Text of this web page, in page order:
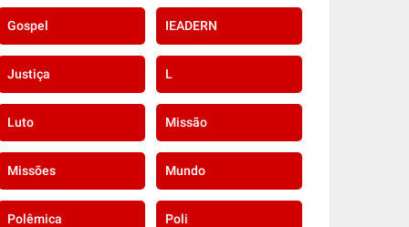
Gospel IEADERN
Justiça L
Luto Missão
Missões Mundo
Polêmica Poli